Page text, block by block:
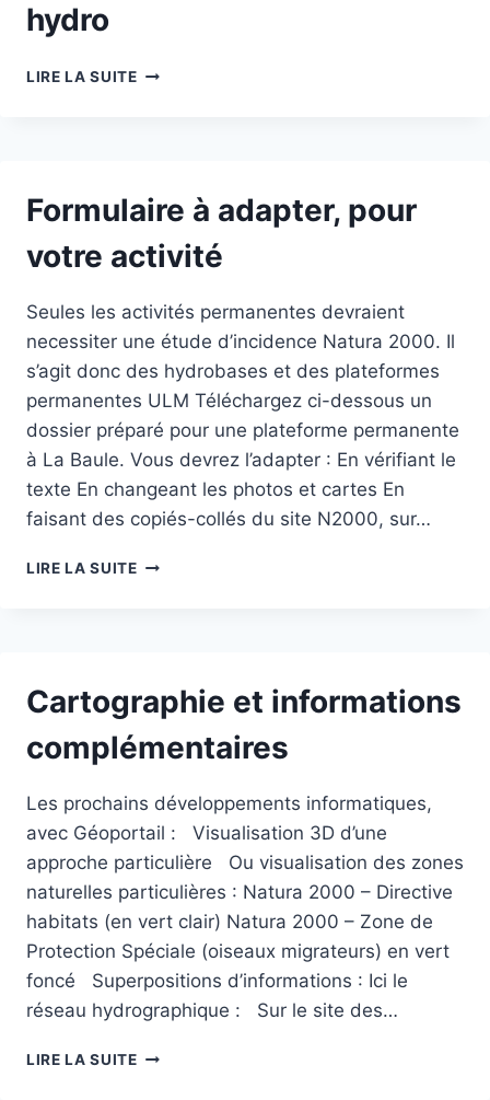
hydro
LIRE LA SUITERÊGLES
Formulaire à adapter, pour
votre activité
Seules les activités permanentes devraient
necessiter une étude d’incidence Natura 2000. Il
s’agit donc des hydrobases et des plateformes
permanentes ULM Téléchargez ci-dessous un
dossier préparé pour une plateforme permanente
à La Baule. Vous devrez l’adapter : En vérifiant le
texte En changeant les photos et cartes En
faisant des copiés-collés du site N2000, sur…
LIRE LA SUITEFORMULAIRE
Cartographie et informations
complémentaires
Les prochains développements informatiques,
avec Géoportail : Visualisation 3D d’une
approche particulière Ou visualisation des zones
naturelles particulières : Natura 2000 – Directive
habitats (en vert clair) Natura 2000 – Zone de
Protection Spéciale (oiseaux migrateurs) en vert
foncé Superpositions d’informations : Ici le
réseau hydrographique : Sur le site des…
LIRE LA SUITECARTOGRAPHIE